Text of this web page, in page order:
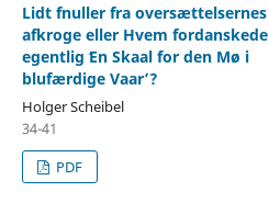
Lidt fnuller fra oversættelsernes
afkroge eller Hvem fordanskede
egentlig ʻEn Skaal for den Mø i
blufærdige Vaar’?
Holger Scheibel
34-41
PDF